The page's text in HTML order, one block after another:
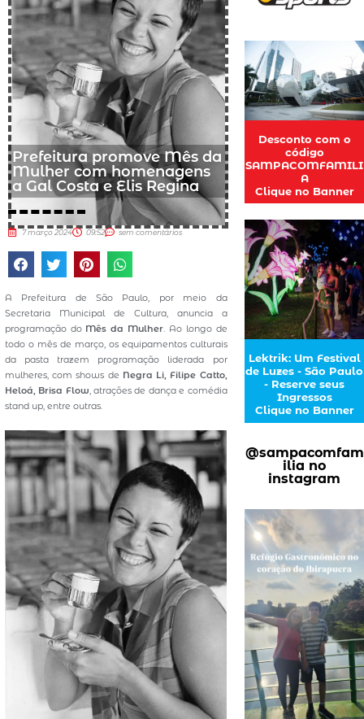
Prefeitura promove Mês da
Mulher com homenagens
a Gal Costa e Elis Regina
7 março 2024 09:52 sem comentários
A Prefeitura de São Paulo, por meio da
Secretaria Municipal de Cultura, anuncia a
programação do Mês da Mulher . Ao longo de
todo o mês de março, os equipamentos culturais
da pasta trazem programação liderada por
mulheres, com shows de Negra Li, Filipe Catto,
Heloá, Brisa Flow , atrações de dança e comédia
stand up, entre outras.
Desconto com o
código
SAMPACOMFAMILI
A
Clique no Banner
Lektrik: Um Festival
de Luzes - São Paulo
- Reserve seus
Ingressos
Clique no Banner
@sampacomfam
ilia no
instagram